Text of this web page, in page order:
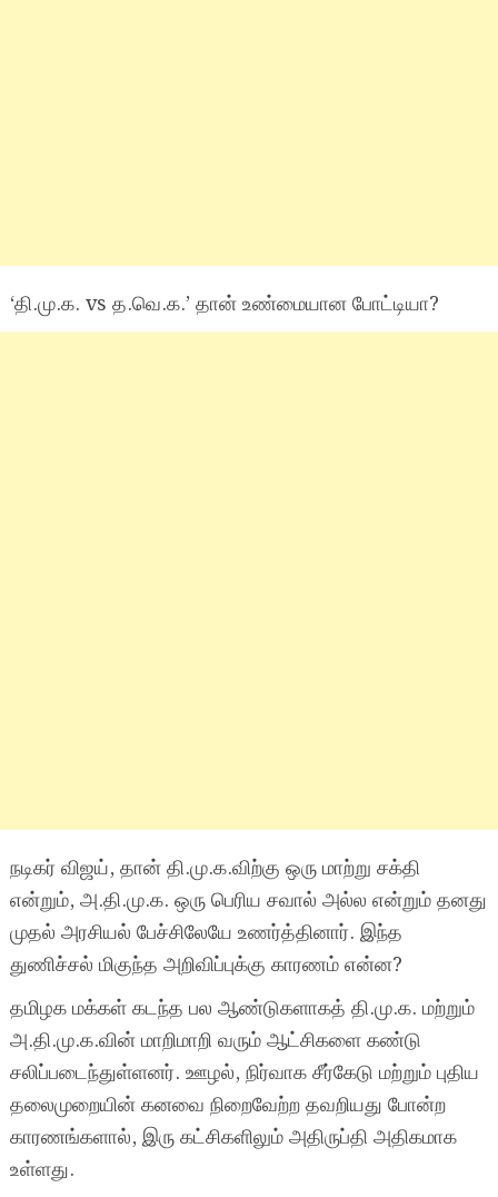
‘தி.மு.க. vs த.வெ.க.’ தான் உண்மையான போட்டியா?
நடிகர் விஜய், தான் தி.மு.க.விற்கு ஒரு மாற்று சக்தி
என்றும், அ.தி.மு.க. ஒரு பெரிய சவால் அல்ல என்றும் தனது
முதல் அரசியல் பேச்சிலேயே உணர்த்தினார். இந்த
துணிச்சல் மிகுந்த அறிவிப்புக்கு காரணம் என்ன?
தமிழக மக்கள் கடந்த பல ஆண்டுகளாகத் தி.மு.க. மற்றும்
அ.தி.மு.க.வின் மாறிமாறி வரும் ஆட்சிகளை கண்டு
சலிப்படைந்துள்ளனர். ஊழல், நிர்வாக சீர்கேடு மற்றும் புதிய
தலைமுறையின் கனவை நிறைவேற்ற தவறியது போன்ற
காரணங்களால், இரு கட்சிகளிலும் அதிருப்தி அதிகமாக
உள்ளது.